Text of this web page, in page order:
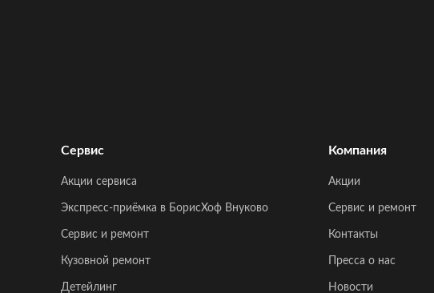
Сервис
Акции сервиса
Экспресс-приёмка в БорисХоф Внуково
Сервис и ремонт
Кузовной ремонт
Детейлинг
Компания
Акции
Сервис и ремонт
Контакты
Пресса о нас
Новости